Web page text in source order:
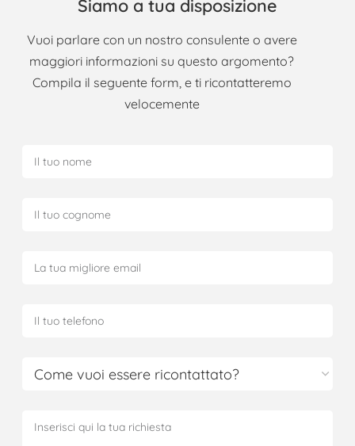
Siamo a tua disposizione
Vuoi parlare con un nostro consulente o avere
maggiori informazioni su questo argomento?
Compila il seguente form, e ti ricontatteremo
velocemente